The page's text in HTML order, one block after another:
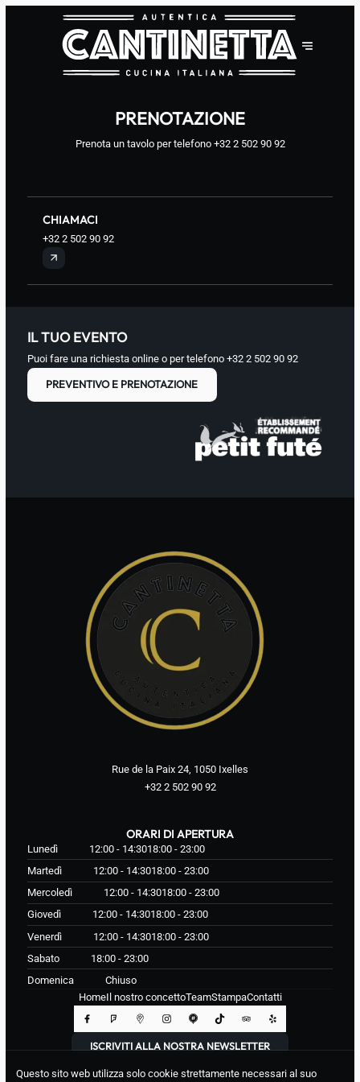
PRENOTAZIONE
Prenota un tavolo per telefono +32 2 502 90 92
CHIAMACI
+32 2 502 90 92
IL TUO EVENTO
Puoi fare una richiesta online o per telefono +32 2 502 90 92
PREVENTIVO E PRENOTAZIONE
Rue de la Paix 24, 1050 Ixelles
+32 2 502 90 92
ORARI DI APERTURA
Lunedì 12:00 - 14:3018:00 - 23:00
Martedì
12:00 - 14:3018:00 - 23:00
Mercoledì
12:00 - 14:3018:00 - 23:00
Giovedì
12:00 - 14:3018:00 - 23:00
Venerdì
12:00 - 14:3018:00 - 23:00
Sabato
18:00 - 23:00
Domenica
Chiuso
HomeIl nostro concettoTeamStampaContatti
ISCRIVITI ALLA NOSTRA NEWSLETTER
Questo sito web utilizza solo cookie strettamente necessari al suo